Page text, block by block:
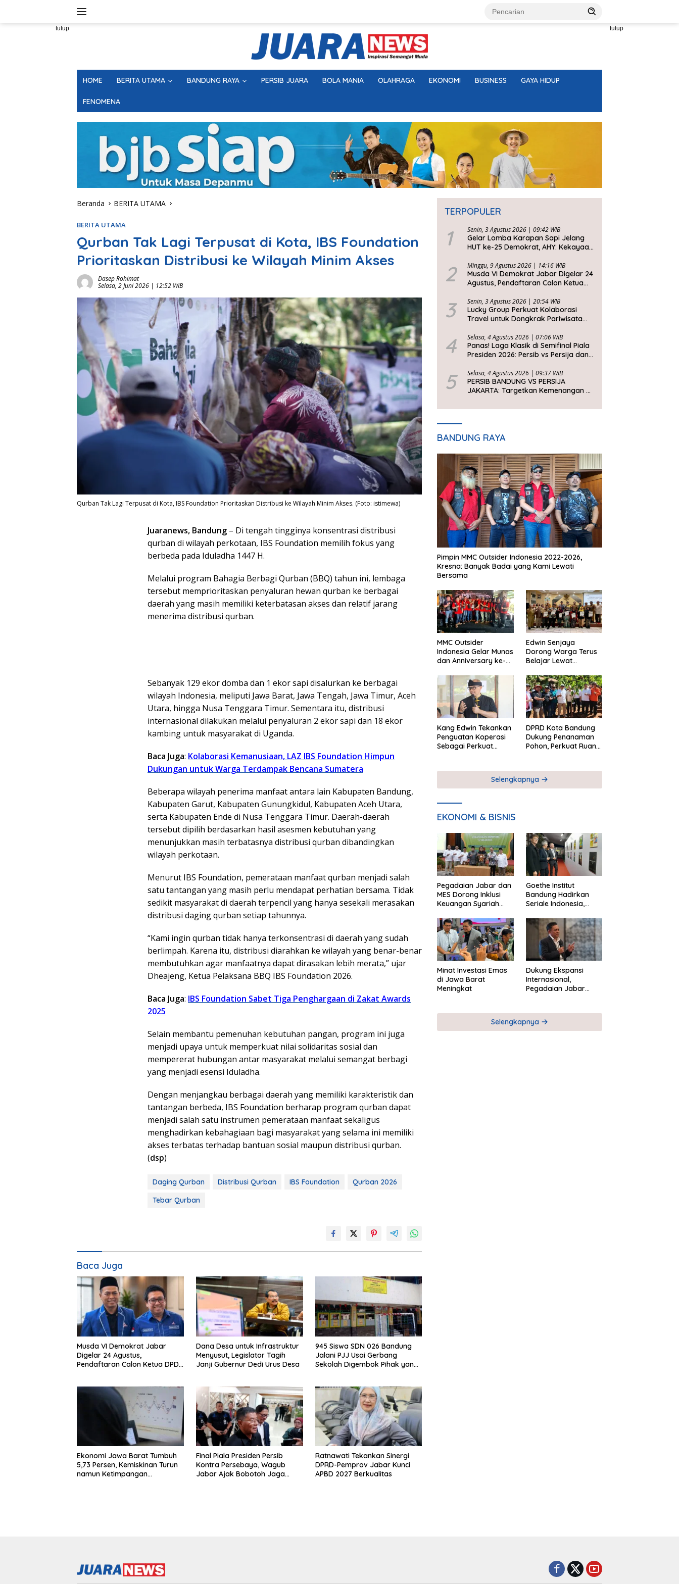
tutup tutup
HOME BERITA UTAMA BANDUNG RAYA PERSIB JUARA BOLA MANIA OLAHRAGA EKONOMI BUSINESS GAYA HIDUP
FENOMENA
Beranda BERITA UTAMA
BERITA UTAMA
Qurban Tak Lagi Terpusat di Kota, IBS Foundation
Prioritaskan Distribusi ke Wilayah Minim Akses
Dasep Rohimat
Selasa, 2 Juni 2026 | 12:52 WIB
Qurban Tak Lagi Terpusat di Kota, IBS Foundation Prioritaskan Distribusi ke Wilayah Minim Akses. (Foto: istimewa)
Juaranews, Bandung – Di tengah tingginya konsentrasi distribusi
qurban di wilayah perkotaan, IBS Foundation memilih fokus yang
berbeda pada Iduladha 1447 H.
Melalui program Bahagia Berbagi Qurban (BBQ) tahun ini, lembaga
tersebut memprioritaskan penyaluran hewan qurban ke berbagai
daerah yang masih memiliki keterbatasan akses dan relatif jarang
menerima distribusi qurban.
Sebanyak 129 ekor domba dan 1 ekor sapi disalurkan ke berbagai
wilayah Indonesia, meliputi Jawa Barat, Jawa Tengah, Jawa Timur, Aceh
Utara, hingga Nusa Tenggara Timur. Sementara itu, distribusi
internasional dilakukan melalui penyaluran 2 ekor sapi dan 18 ekor
kambing untuk masyarakat di Uganda.
Baca Juga: Kolaborasi Kemanusiaan, LAZ IBS Foundation Himpun
Dukungan untuk Warga Terdampak Bencana Sumatera
Beberapa wilayah penerima manfaat antara lain Kabupaten Bandung,
Kabupaten Garut, Kabupaten Gunungkidul, Kabupaten Aceh Utara,
serta Kabupaten Ende di Nusa Tenggara Timur. Daerah-daerah
tersebut dipilih berdasarkan hasil asesmen kebutuhan yang
menunjukkan masih terbatasnya distribusi qurban dibandingkan
wilayah perkotaan.
Menurut IBS Foundation, pemerataan manfaat qurban menjadi salah
satu tantangan yang masih perlu mendapat perhatian bersama. Tidak
sedikit masyarakat di daerah terpencil yang hanya sesekali merasakan
distribusi daging qurban setiap tahunnya.
“Kami ingin qurban tidak hanya terkonsentrasi di daerah yang sudah
berlimpah. Karena itu, distribusi diarahkan ke wilayah yang benar-benar
membutuhkan agar manfaatnya dapat dirasakan lebih merata,” ujar
Dheajeng, Ketua Pelaksana BBQ IBS Foundation 2026.
Baca Juga: IBS Foundation Sabet Tiga Penghargaan di Zakat Awards
2025
Selain membantu pemenuhan kebutuhan pangan, program ini juga
menjadi upaya untuk memperkuat nilai solidaritas sosial dan
mempererat hubungan antar masyarakat melalui semangat berbagi
yang menjadi esensi Iduladha.
Dengan menjangkau berbagai daerah yang memiliki karakteristik dan
tantangan berbeda, IBS Foundation berharap program qurban dapat
menjadi salah satu instrumen pemerataan manfaat sekaligus
menghadirkan kebahagiaan bagi masyarakat yang selama ini memiliki
akses terbatas terhadap bantuan sosial maupun distribusi qurban.
(dsp)
Daging Qurban Distribusi Qurban IBS Foundation
Qurban 2026
Tebar Qurban
Baca Juga
Musda VI Demokrat Jabar
Digelar 24 Agustus,
Pendaftaran Calon Ketua DPD
Dana Desa untuk Infrastruktur
Menyusut, Legislator Tagih
Janji Gubernur Dedi Urus Desa
945 Siswa SDN 026 Bandung
Jalani PJJ Usai Gerbang
Sekolah Digembok Pihak yang
Ekonomi Jawa Barat Tumbuh
5,73 Persen, Kemiskinan Turun
namun Ketimpangan
Final Piala Presiden Persib
Kontra Persebaya, Wagub
Jabar Ajak Bobotoh Jaga
Ratnawati Tekankan Sinergi
DPRD-Pemprov Jabar Kunci
APBD 2027 Berkualitas
TERPOPULER
1 Senin, 3 Agustus 2026 | 09:42 WIB
Gelar Lomba Karapan Sapi Jelang
HUT ke-25 Demokrat, AHY: Kekayaan
Diwariskan
2 Minggu, 9 Agustus 2026 | 14:16 WIB
Musda VI Demokrat Jabar Digelar 24
Agustus, Pendaftaran Calon Ketua
3 Senin, 3 Agustus 2026 | 20:54 WIB
Lucky Group Perkuat Kolaborasi
Travel untuk Dongkrak Pariwisata
4 Selasa, 4 Agustus 2026 | 07:06 WIB
Panas! Laga Klasik di Semifinal Piala
Presiden 2026: Persib vs Persija dan
5 Selasa, 4 Agustus 2026 | 09:37 WIB
PERSIB BANDUNG VS PERSIJA
JAKARTA: Targetkan Kemenangan di
BANDUNG RAYA
Pimpin MMC Outsider Indonesia 2022-2026,
Kresna: Banyak Badai yang Kami Lewati
Bersama
MMC Outsider
Indonesia Gelar Munas
dan Anniversary ke-
Edwin Senjaya
Dorong Warga Terus
Belajar Lewat
Kesetaraan
Kang Edwin Tekankan
Penguatan Koperasi
Sebagai Perkuat
DPRD Kota Bandung
Dukung Penanaman
Pohon, Perkuat Ruang
Selengkapnya
EKONOMI & BISNIS
Pegadaian Jabar dan
MES Dorong Inklusi
Keuangan Syariah
UMKM
Goethe Institut
Bandung Hadirkan
Seriale Indonesia,
Global Industri Serial
Minat Investasi Emas
di Jawa Barat
Meningkat
Dukung Ekspansi
Internasional,
Pegadaian Jabar
Pegadaian Timor
Leste
Selengkapnya